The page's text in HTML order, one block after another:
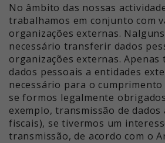
No âmbito das nossas
trabalhamos em conjunto com
organizações externas.
necessário transferir dados
organizações externas.
dados pessoais a entidades
necessário para o
se formos legalmente
exemplo, transmissão de dados
fiscais), se tivermos um
transmissão, de acordo com o